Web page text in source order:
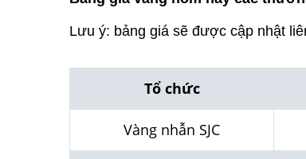
Lưu ý: bảng giá sẽ được cập nhật
Tổ chức
Vàng nhẫn SJC